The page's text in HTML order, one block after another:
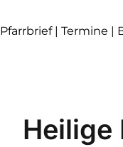
Pfarrbrief | Termine |
Heilige